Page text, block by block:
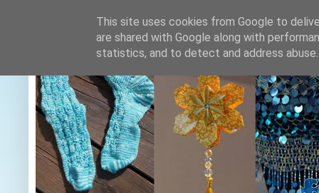
This site uses cookies from Google to
are shared with Google along with
statistics, and to detect and address abuse.